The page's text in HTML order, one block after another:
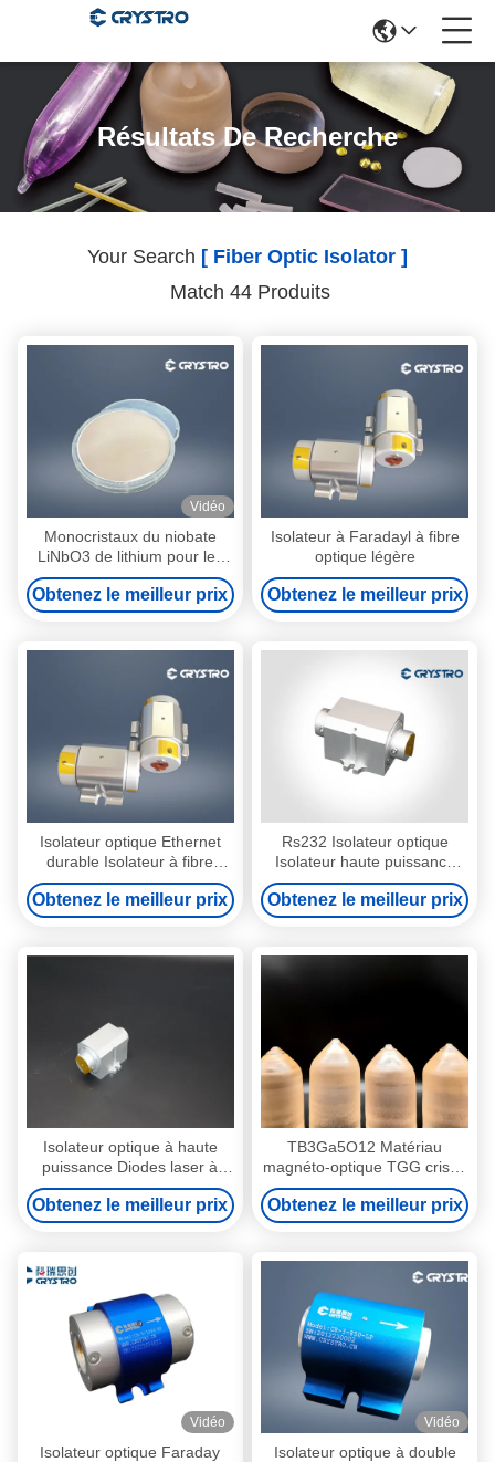
Résultats De Recherche
Your Search [ Fiber Optic Isolator ]
Match 44 Produits
Vidéo
Monocristaux du niobate
LiNbO3 de lithium pour les
isolants et les circulateurs
optiques de fibre
Obtenez le meilleur prix
Isolateur à Faradayl à fibre
optique légère
Obtenez le meilleur prix
Isolateur optique Ethernet
durable Isolateur à fibre
optique pour les systèmes
laser
Obtenez le meilleur prix
Rs232 Isolateur optique
Isolateur haute puissance
personnalisé 1064nm
Polarisation dépendante
Obtenez le meilleur prix
Isolateur optique à haute
puissance Diodes laser à
lumière polarisée Précision
de petite taille
Obtenez le meilleur prix
TB3Ga5O12 Matériau
magnéto-optique TGG cristal
unique pour isolant optique
Obtenez le meilleur prix
Vidéo
Isolateur optique Faraday
Vidéo
Isolateur optique à double